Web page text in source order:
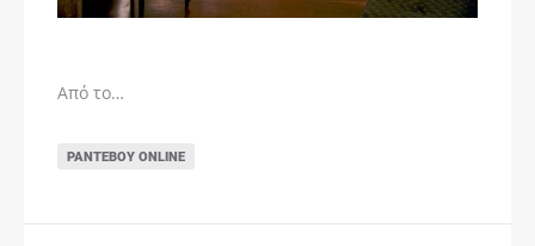
Από το…
ΡΑΝΤΕΒΟΎ ONLINE